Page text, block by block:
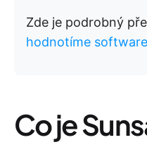
Zde je podrobný
hodnotíme software
Co je